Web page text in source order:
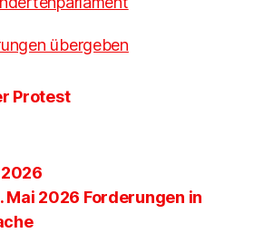
übergeben
Protest
Mai 2026 Forderungen in